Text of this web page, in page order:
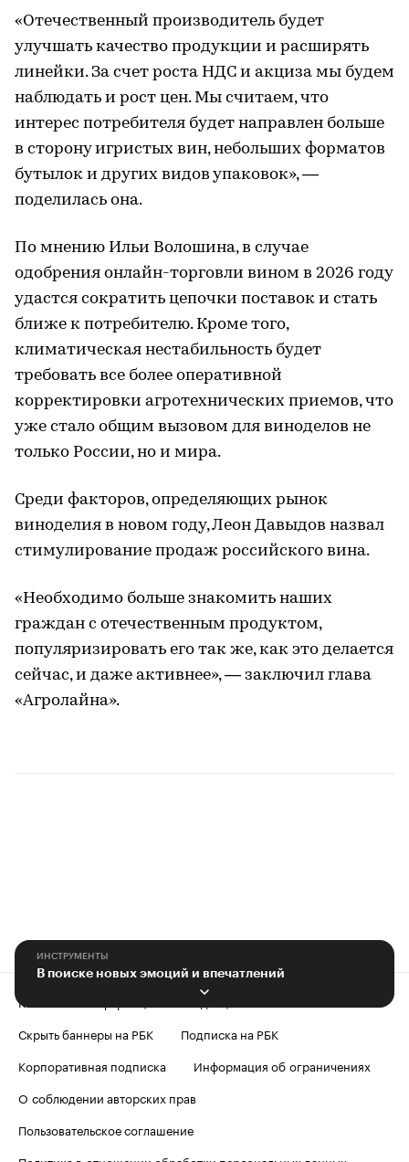
«Отечественный производитель будет
улучшать качество продукции и расширять
линейки. За счет роста НДС и акциза мы будем
наблюдать и рост цен. Мы считаем, что
интерес потребителя будет направлен больше
в сторону игристых вин, небольших форматов
бутылок и других видов упаковок», —
поделилась она.
По мнению Ильи Волошина, в случае
одобрения онлайн-торговли вином в 2026 году
удастся сократить цепочки поставок и стать
ближе к потребителю. Кроме того,
климатическая нестабильность будет
требовать все более оперативной
корректировки агротехнических приемов, что
уже стало общим вызовом для виноделов не
только России, но и мира.
Среди факторов, определяющих рынок
виноделия в новом году, Леон Давыдов назвал
стимулирование продаж российского вина.
«Необходимо больше знакомить наших
граждан с отечественным продуктом,
популяризировать его так же, как это делается
сейчас, и даже активнее», — заключил глава
«Агролайна».
ИНСТРУМЕНТЫ
В поиске новых эмоций и впечатлений
Контактная информация
Редакция
Скрыть баннеры на РБК
Подписка на РБК
Корпоративная подписка
Информация об ограничениях
О соблюдении авторских прав
Пользовательское соглашение